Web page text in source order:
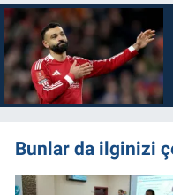
Bunlar da ilginizi